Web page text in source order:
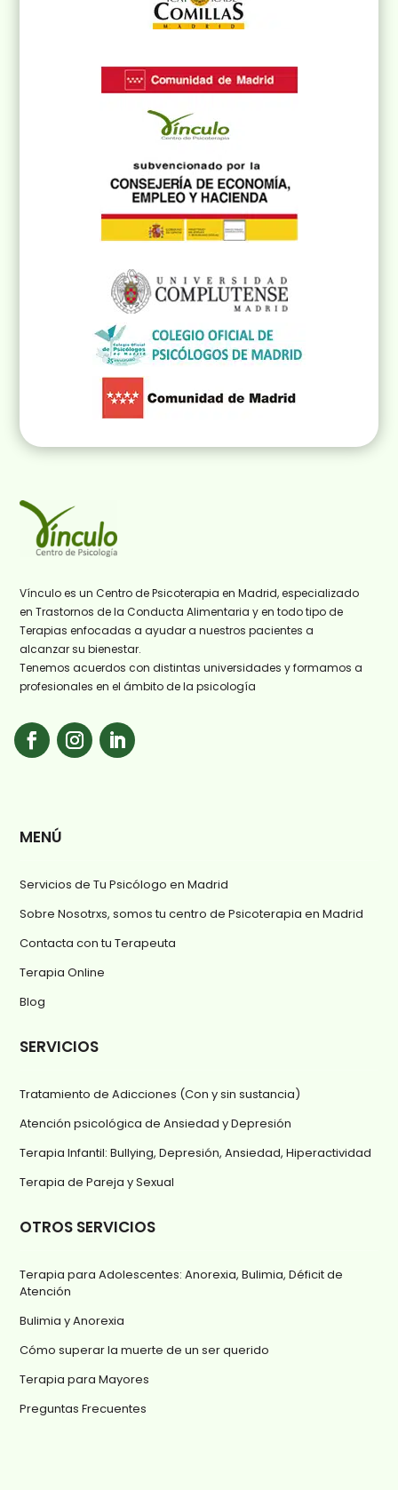
Vínculo es un Centro de Psicoterapia en Madrid, especializado
en Trastornos de la Conducta Alimentaria y en todo tipo de
Terapias enfocadas a ayudar a nuestros pacientes a
alcanzar su bienestar.
Tenemos acuerdos con distintas universidades y formamos a
profesionales en el ámbito de la psicología
MENÚ
Servicios de Tu Psicólogo en Madrid
Sobre Nosotrxs, somos tu centro de Psicoterapia en Madrid
Contacta con tu Terapeuta
Terapia Online
Blog
SERVICIOS
Tratamiento de Adicciones (Con y sin sustancia)
Atención psicológica de Ansiedad y Depresión
Terapia Infantil: Bullying, Depresión, Ansiedad, Hiperactividad
Terapia de Pareja y Sexual
OTROS SERVICIOS
Terapia para Adolescentes: Anorexia, Bulimia, Déficit de
Atención
Bulimia y Anorexia
Cómo superar la muerte de un ser querido
Terapia para Mayores
Preguntas Frecuentes